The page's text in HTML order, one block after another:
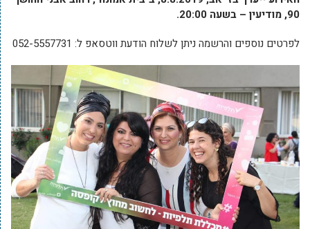
90, מודיעין – בשעה 20:00.
לפרטים נוספים והרשמה ניתן לשלוח הודעת ווטסאפ ל: 052-5557731